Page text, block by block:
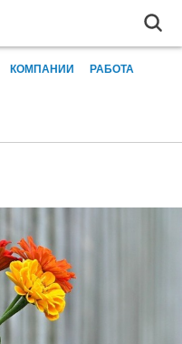
КОМПАНИИ
РАБОТА